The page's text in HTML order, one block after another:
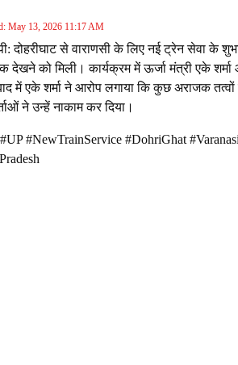
May 13, 2026 11:17 AM
दोहरीघाट से वाराणसी के लिए नई ट्रेन सेवा के
देखने को मिली। कार्यक्रम में ऊर्जा मंत्री एके शर्मा
में एके शर्मा ने आरोप लगाया कि कुछ अराजक
ने उन्हें नाकाम कर दिया।
#NewTrainService #DohriGhat